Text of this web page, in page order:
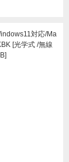
対応/Ma
[光学式 /無線